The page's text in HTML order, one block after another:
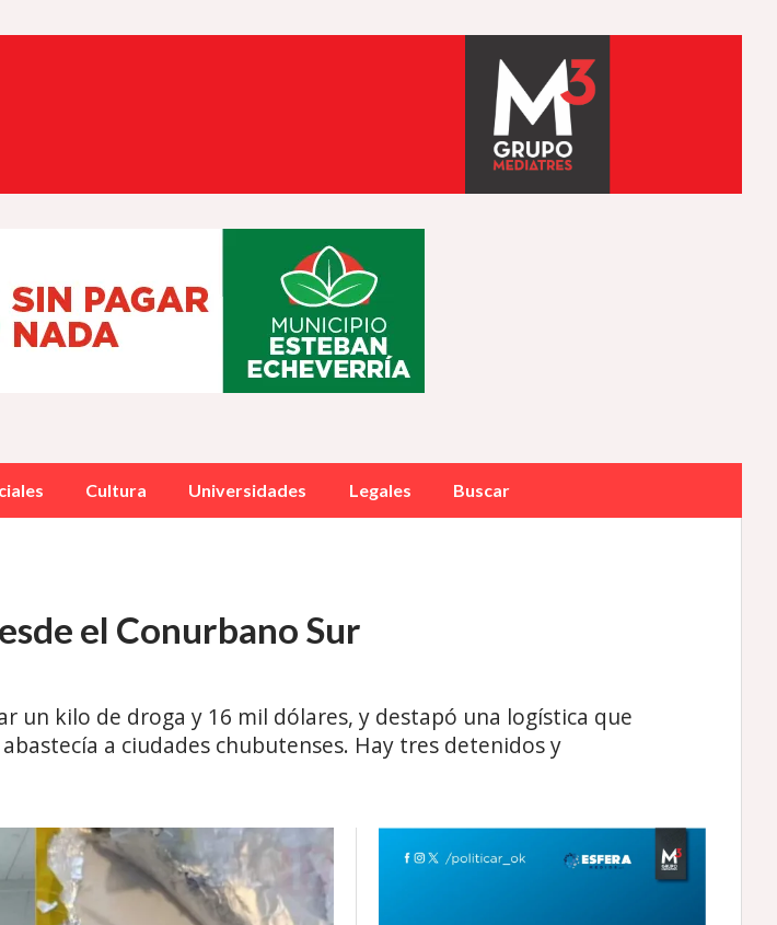
Cultura Universidades Legales Buscar
el Conurbano Sur
un kilo de droga y 16 mil dólares, y destapó una logística que
a ciudades chubutenses. Hay tres detenidos y